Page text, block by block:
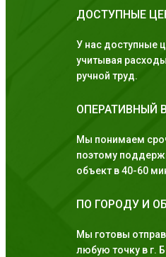
ДОСТУПНЫЕ
У нас доступные
учитывая
ручной труд.
ОПЕРАТИВНЫЙ
Мы понимаем
поэтому
объект в 40-60
ПО ГОРОДУ И
Мы готовы
любую точку в г.